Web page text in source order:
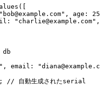
([
" bob@example.com" , age: 25
" charlie@example.com"
db
" , email: "
// 自動生成されたserial